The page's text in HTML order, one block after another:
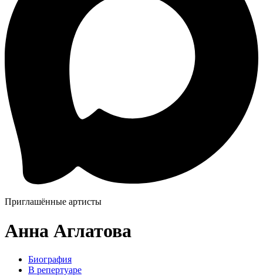
Приглашённые артисты
Анна Аглатова
Биография
В репертуаре